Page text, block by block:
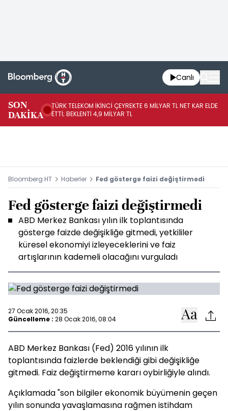
Canlı
SON
DAKİKA
TÜRK TELEKOM İKİNCİ ÇEYREKTE 6 MİLYAR TL NET KAR ELDE
ETTİ; BEKLENTİ 4,9 MİLYAR TL
Bloomberg HT Haberler Fed gösterge faizi değiştirmedi
Fed gösterge faizi değiştirmedi
ABD Merkez Bankası yılın ilk toplantısında
gösterge faizde değişikliğe gitmedi, yetkililer
küresel ekonomiyi izleyeceklerini ve faiz
artışlarının kademeli olacağını vurguladı
27 Ocak 2016, 20:35
Güncelleme : 28 Ocak 2016, 08:04
ABD Merkez Bankası (Fed) 2016 yılının ilk
toplantısında faizlerde beklendiği gibi değişikliğe
gitmedi. Faiz değiştirmeme kararı oybirliğiyle alındı.
Açıklamada "son bilgiler ekonomik büyümenin geçen
yılın sonunda yavaşlamasına rağmen istihdam